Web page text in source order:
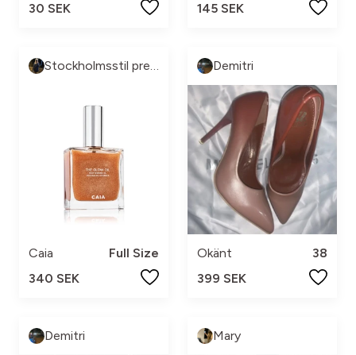
30 SEK
145 SEK
Stockholmsstil pre-loved🩷
Caia
Full Size
340 SEK
Demitri
Okänt
38
399 SEK
Demitri Mary